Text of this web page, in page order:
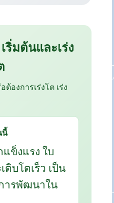
ริ่มต้นและเร่ง
องการเร่งโต เร่ง
นี้
ข็งแรง ใบ
ติบโตเร็ว เป็น
ารพัฒนาใน